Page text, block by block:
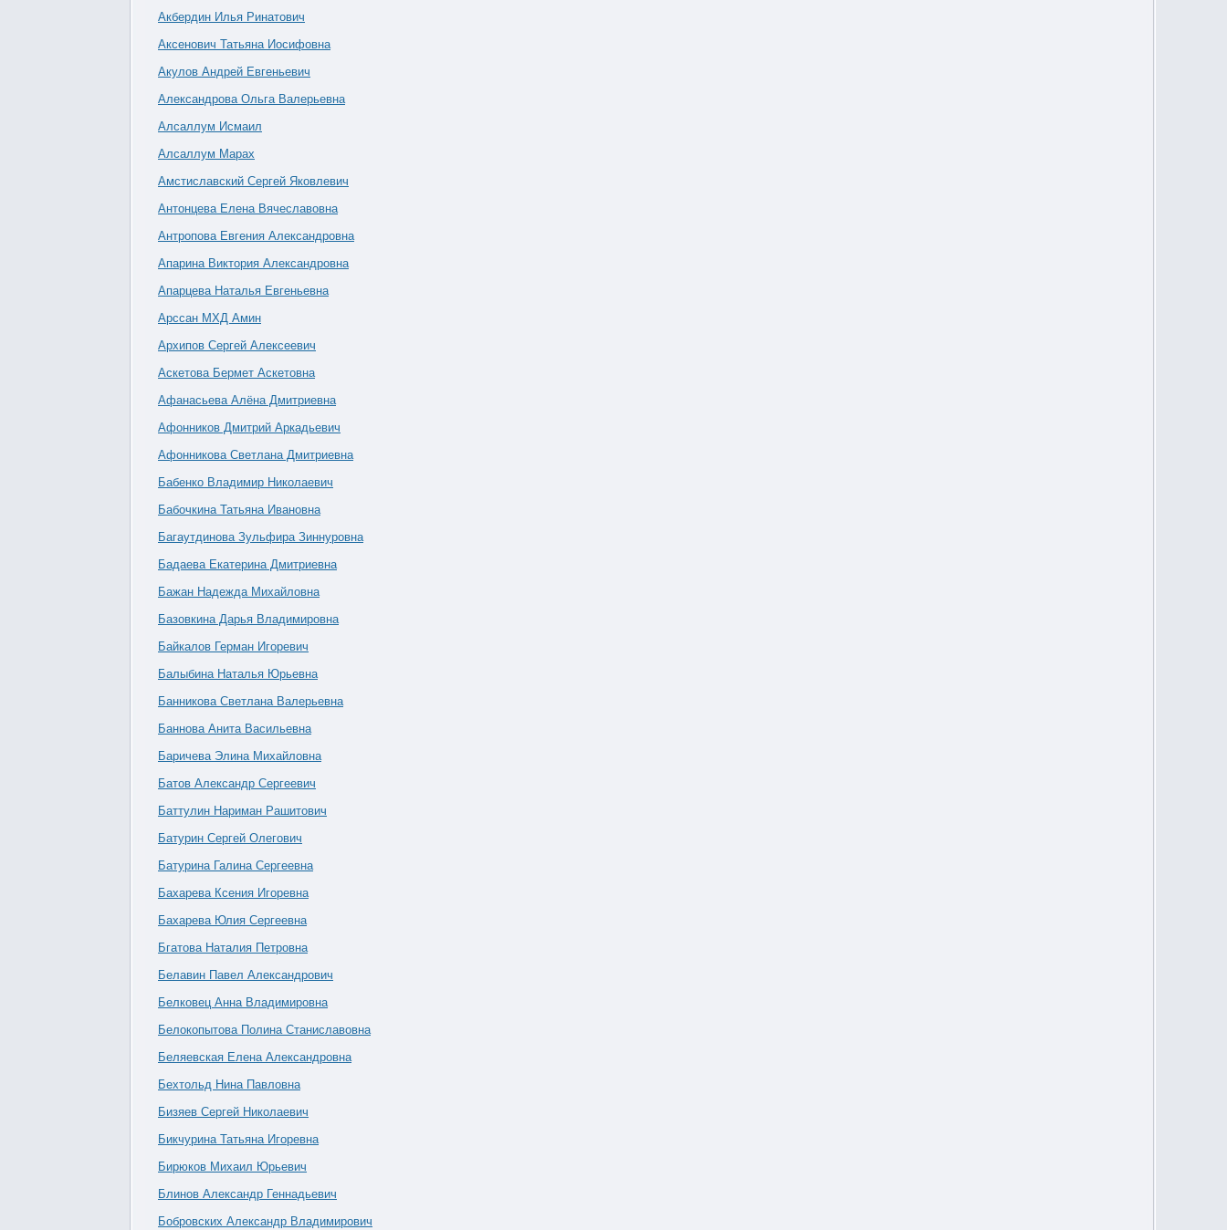
Акбердин Илья Ринатович
Аксенович Татьяна Иосифовна
Акулов Андрей Евгеньевич
Александрова Ольга Валерьевна
Алсаллум Исмаил
Алсаллум Марах
Амстиславский Сергей Яковлевич
Антонцева Елена Вячеславовна
Антропова Евгения Александровна
Апарина Виктория Александровна
Апарцева Наталья Евгеньевна
Арссан МХД Амин
Архипов Сергей Алексеевич
Аскетова Бермет Аскетовна
Афанасьева Алёна Дмитриевна
Афонников Дмитрий Аркадьевич
Афонникова Светлана Дмитриевна
Бабенко Владимир Николаевич
Бабочкина Татьяна Ивановна
Багаутдинова Зульфира Зиннуровна
Бадаева Екатерина Дмитриевна
Бажан Надежда Михайловна
Базовкина Дарья Владимировна
Байкалов Герман Игоревич
Балыбина Наталья Юрьевна
Банникова Светлана Валерьевна
Баннова Анита Васильевна
Баричева Элина Михайловна
Батов Александр Сергеевич
Баттулин Нариман Рашитович
Батурин Сергей Олегович
Батурина Галина Сергеевна
Бахарева Ксения Игоревна
Бахарева Юлия Сергеевна
Бгатова Наталия Петровна
Белавин Павел Александрович
Белковец Анна Владимировна
Белокопытова Полина Станиславовна
Беляевская Елена Александровна
Бехтольд Нина Павловна
Бизяев Сергей Николаевич
Бикчурина Татьяна Игоревна
Бирюков Михаил Юрьевич
Блинов Александр Геннадьевич
Бобровских Александр Владимирович